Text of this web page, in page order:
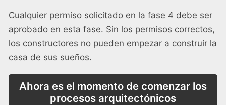
Cualquier permiso solicitado en la fase 4 debe ser
aprobado en esta fase. Sin los permisos correctos,
los constructores no pueden empezar a construir la
casa de sus sueños.
Ahora es el momento de comenzar los
procesos arquitectónicos